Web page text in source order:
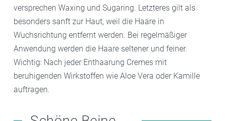
versprechen Waxing und Sugaring. Letzteres gilt als
besonders sanft zur Haut, weil die Haare in
Wuchsrichtung entfernt werden. Bei regelmäßiger
Anwendung werden die Haare seltener und feiner.
Wichtig: Nach jeder Enthaarung Cremes mit
beruhigenden Wirkstoffen wie Aloe Vera oder Kamille
auftragen.